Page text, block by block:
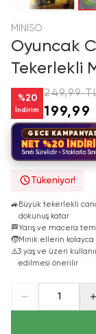
MINISO
Oyuncak
Tekerlekli
%20
İndirim
249,99
199,99
GECE
NET %20
Sınırlı Sürelidir • Stoklarla
Tükeniyor!
🚙 Büyük tekerlekli
dokunuş katar
🏁Yarış ve macera
🧒Minik ellerin
⚠️3 yaş ve üzeri
edilmesi önerilir
1